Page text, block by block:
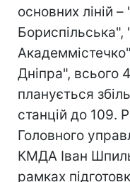
основних ліній
Бориспільська",
Дніпра", всього
планується
станцій до 109.
Головного
КМДА Іван
рамках